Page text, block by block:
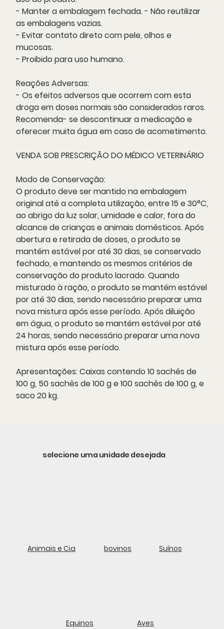
- Manter a embalagem fechada. - Não reutilizar
as embalagens vazias.
- Evitar contato direto com pele, olhos e
mucosas.
- Proibido para uso humano.
Reações Adversas:
- Os efeitos adversos que ocorrem com esta
droga em doses normais são considerados raros.
Recomenda- se descontinuar a medicação e
oferecer muita água em caso de acometimento.
VENDA SOB PRESCRIÇÃO DO MÉDICO VETERINÁRIO
Modo de Conservação:
O produto deve ser mantido na embalagem
original até a completa utilização, entre 15 e 30°C,
ao abrigo da luz solar, umidade e calor, fora do
alcance de crianças e animais domésticos. Após
abertura e retirada de doses, o produto se
mantém estável por até 30 dias, se conservado
fechado, e mantendo os mesmos critérios de
conservação do produto lacrado. Quando
misturado à ração, o produto se mantém estável
por até 30 dias, sendo necessário preparar uma
nova mistura após esse período. Após diluição
em água, o produto se mantém estável por até
24 horas, sendo necessário preparar uma nova
mistura após esse período.
Apresentações:Caixas contendo 10 sachês de
100 g, 50 sachês de 100 g e 100 sachês de 100 g, e
saco 20 kg.
selecione uma unidade desejada
Animais e Cia
Equinos
bovinos
Aves
Suínos